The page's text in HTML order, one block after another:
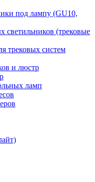
под лампу (GU10,
светильников (трековые
трековых систем
и люстр
ламп